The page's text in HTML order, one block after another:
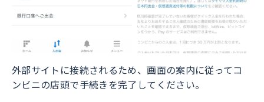
外部サイトに接続されるため、画面の案内に従ってコ
ンビニの店頭で手続きを完了してください。